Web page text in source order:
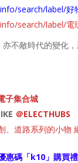
search/label/好
search/label/電
不敵時代的變化
子集合城
＠ELECTHUBS
、道路系列的小物
惠碼「k10 」購買